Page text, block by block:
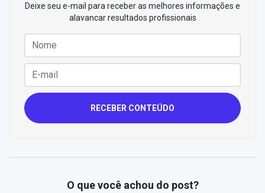
Deixe seu e-mail para receber as melhores informações e
alavancar resultados profissionais
RECEBER CONTEÚDO
O que você achou do post?